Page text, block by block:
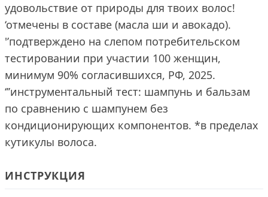
удовольствие от природы для твоих волос!
‘отмечены в составе (масла ши и авокадо).
'’подтверждено на слепом потребительском
тестировании при участии 100 женщин,
минимум 90% согласившихся, РФ, 2025.
‘’’инструментальный тест: шампунь и бальзам
по сравнению с шампунем без
кондиционирующих компонентов. *в пределах
кутикулы волоса.
ИНСТРУКЦИЯ